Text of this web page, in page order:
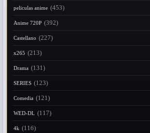
peliculas anime (453)
Anime 720P (392)
Castellano (227)
x265 (213)
Drama (131)
SERIES (123)
Comedia (121)
WED-DL (117)
4k (116)